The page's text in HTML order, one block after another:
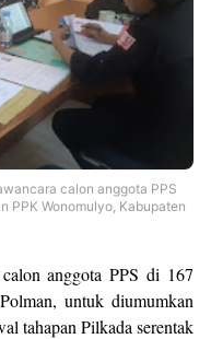
calon anggota PPS
PPK Wonomulyo, Kabupaten
anggota PPS di 167
untuk diumumkan
tahapan Pilkada serentak